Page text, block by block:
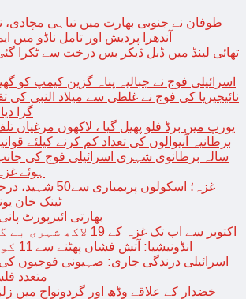
طوفان نے جنوبی بھارت میں تباہی مچادی،
آندھرا پردیش اور تامل ناڈو میں
اسرائیلی فوج نے جبالیہ پناہ گزین کیمپ کو
نائیجیریا کی فوج نے غلطی سے میلاد النبی کی
گرا دیا؛ 85 جاں
یورپ میں برڈ فلو پھیل گیا ، لاکھوں مرغیاں
برطانیہ آنیوالوں کی تعداد کم کرنے کیلئے
ہوئے
غزہ؛ اسکولوں
ٹینک خان
بھارتی ائیرپورٹ
7 اکتوبر سے اب تک غزہ کے 19 لاکھ شہری بے گھر ہوگئے
انڈونیشیا: آتش فشاں پھٹنے سے 11 کوہ پیما ہلاک
اسرائیلی درندگی جاری: صہیونی فوجیوں
متعدد
خضدار کے علاقے وڈھ اور گردونواح میں